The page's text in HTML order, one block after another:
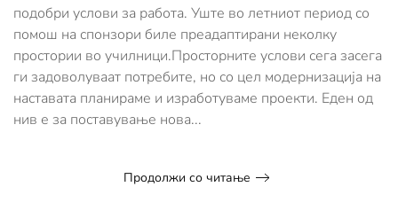
подобри услови за работа. Уште во летниот период со
помош на спонзори биле преадаптирани неколку
простории во училници.Просторните услови сега засега
ги задоволуваат потребите, но со цел модернизација на
наставата планираме и изработуваме проекти. Еден од
нив е за поставување нова...
Продолжи со читање